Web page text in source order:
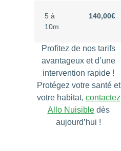
5 à
10m
140,00€
Profitez de nos tarifs
avantageux et d’une
intervention rapide !
Protégez votre santé et
votre habitat, contactez
Allo Nuisibledès
aujourd’hui !